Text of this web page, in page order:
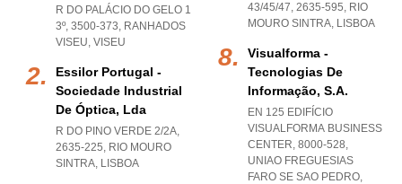
R DO PALÁCIO DO GELO 1
3º, 3500-373, RANHADOS
VISEU, VISEU
Essilor Portugal -
Sociedade Industrial
De Óptica, Lda
R DO PINO VERDE 2/2A,
2635-225, RIO MOURO
SINTRA, LISBOA
43/45/47, 2635-595, RIO
MOURO SINTRA, LISBOA
Visualforma -
Tecnologias De
Informação, S.a.
EN 125 EDIFÍCIO
VISUALFORMA BUSINESS
CENTER, 8000-528,
UNIAO FREGUESIAS
FARO SE SAO PEDRO,